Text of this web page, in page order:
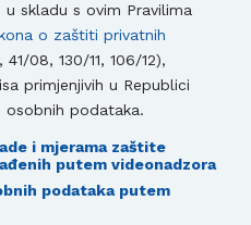
skladu s ovim Pravilima
o zaštiti privatnih
08, 130/11, 106/12),
primjenjivih u Republici
osobnih podataka.
i mjerama zaštite
putem videonadzora
podataka putem